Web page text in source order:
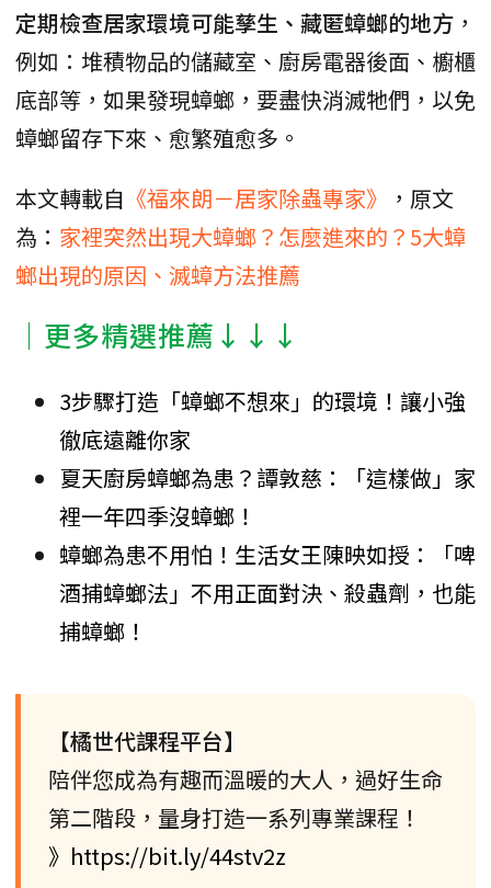
定期檢查居家環境可能孳生、藏匿蟑螂的地方 ，
例如：堆積物品的儲藏室、廚房電器後面、櫥櫃
底部等，如果發現蟑螂，要盡快消滅牠們，以免
蟑螂留存下來、愈繁殖愈多。
本文轉載自 《福來朗－居家除蟲專家》
，原文
為： 家裡突然出現大蟑螂？怎麼進來的？5大蟑
螂出現的原因、滅蟑方法推薦
│更多精選推薦↓↓↓
3步驟打造「蟑螂不想來」的環境！讓小強
徹底遠離你家
夏天廚房蟑螂為患？譚敦慈：「這樣做」家
裡一年四季沒蟑螂！
蟑螂為患不用怕！生活女王陳映如授：「啤
酒捕蟑螂法」不用正面對決、殺蟲劑，也能
捕蟑螂！
【橘世代課程平台】
陪伴您成為有趣而溫暖的大人，過好生命
第二階段，量身打造一系列專業課程！
》https://bit.ly/44stv2z